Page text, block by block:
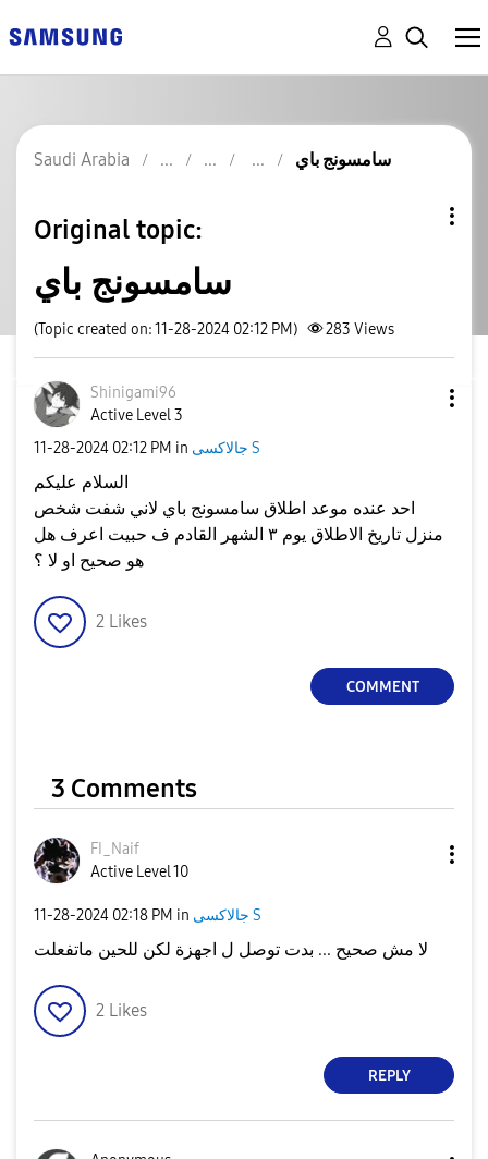
Saudi Arabia سامسونج باي
Original topic:
سامسونج باي
(Topic created on: 11-28-2024 02:12 PM) 283 Views
Shinigami96
Active Level 3
‎11-28-2024 02:12 PM in جالاكسى S
احد عنده موعد اطلاق سامسونج باي لاني شفت شخص
منزل تاريخ الاطلاق يوم ٣ الشهر القادم ف حبيت اعرف هل
هو صحيح او لا ؟
2 Likes
COMMENT
3 Comments
FI_Naif
Active Level 10
‎11-28-2024 02:18 PM in جالاكسى S
لا مش صحيح ... بدت توصل ل اجهزة لكن للحين ماتفعلت
2 Likes
REPLY